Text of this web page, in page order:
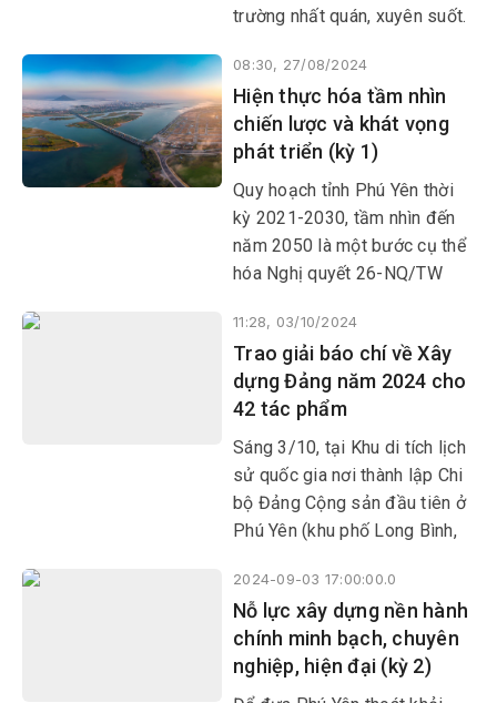
trường nhất quán, xuyên suốt.
Đảng toàn quốc lần thứ XIII
đã thể hiện tính chiến lược và
quyết tâm chính trị cao của
Đảng: “…Lấy bảo vệ môi
trường sống và sức khỏe của
Nhân dân là mục tiêu hàng
đầu; kiên quyết loại bỏ những
dự án gây ô nhiễm môi trường,
trường sống, bảo vệ đa dạng
sinh học và hệ sinh thái; xây
dựng nền kinh tế xanh, kinh tế
tuần hoàn, thân thiện với môi
08:30, 27/08/2024
Hiện thực hóa tầm nhìn
chiến lược và khát vọng
phát triển (kỳ 1)
Quy hoạch tỉnh Phú Yên thời
kỳ 2021-2030, tầm nhìn đến
năm 2050 là một bước cụ thể
hóa Nghị quyết 26-NQ/TW
KT-XH và bảo đảm QP-AN
vùng Bắc Trung Bộ và duyên
hải Trung Bộ đến năm 2030,
tầm nhìn đến năm 2045”.
Được kỳ vọng tạo ra xung lực
mới để Phú Yên tăng tốc phát
triển trong giai đoạn tới, Quy
hoạch tỉnh đang từng bước
quyền và cả hệ thống chính trị
hiện thực hóa.
11:28, 03/10/2024
Trao giải báo chí về Xây
dựng Đảng năm 2024 cho
42 tác phẩm
Sáng 3/10, tại Khu di tích lịch
sử quốc gia nơi thành lập Chi
bộ Đảng Cộng sản đầu tiên ở
Phú Yên (khu phố Long Bình,
Xuân), Ban tổ chức Giải báo
chí về xây dựng Đảng tỉnh Phú
Yên năm 2024 (Giải Búa Liềm
vàng) đã tổng kết và trao giải.
2024-09-03 17:00:00.0
Nỗ lực xây dựng nền hành
chính minh bạch, chuyên
nghiệp, hiện đại (kỳ 2)